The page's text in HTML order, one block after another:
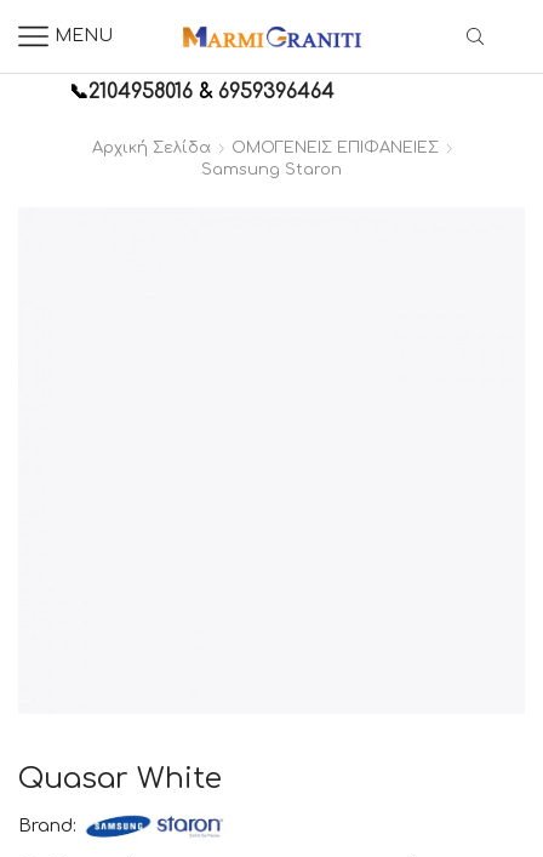
MENU
📞2104958016 &6959396464
Αρχική Σελίδα
ΟΜΟΓΕΝΕΙΣ ΕΠΙΦΑΝΕΙΕΣ
Samsung Staron
Quasar White
Brand: